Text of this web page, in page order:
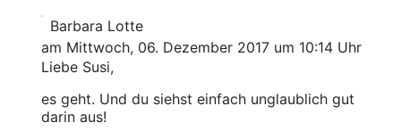
Barbara Lotte
am Mittwoch, 06. Dezember 2017 um 10:14 Uhr
Liebe Susi,
es geht. Und du siehst einfach unglaublich gut
darin aus!